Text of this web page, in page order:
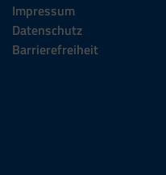
Impressum
Datenschutz
Barrierefreiheit